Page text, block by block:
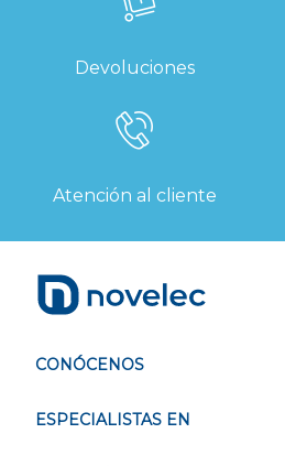
Devoluciones
Atención al cliente
CONÓCENOS
ESPECIALISTAS EN